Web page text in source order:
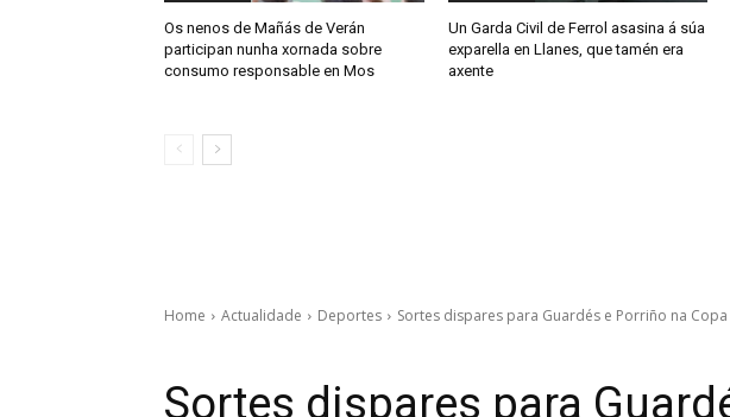
Os nenos de Mañás de Verán
participan nunha xornada sobre
consumo responsable en Mos
Un Garda Civil de Ferrol asasina á súa
exparella en Llanes, que tamén era
axente